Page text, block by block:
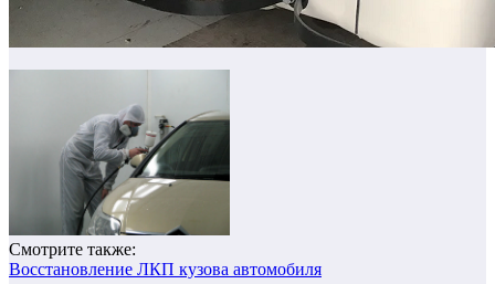
Смотрите также:
Восстановление ЛКП кузова автомобиля